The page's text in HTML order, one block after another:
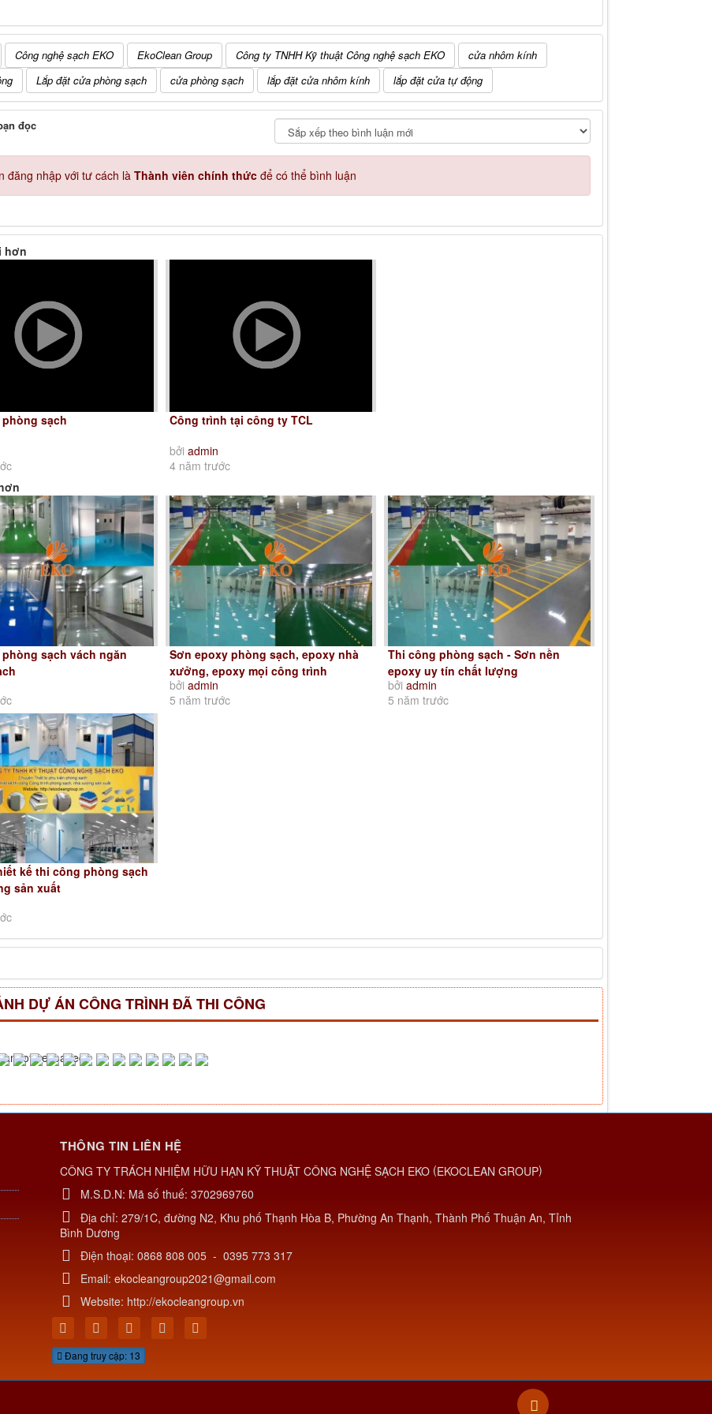
Công nghệ sạch EKO EkoClean Group Công ty TNHH Kỹ thuật Công nghệ sạch EKO
cửa nhôm kính
Lắp đặt cửa phòng sạch cửa phòng sạch lắp đặt cửa nhôm kính lắp đặt cửa tự động
đọc
đăng nhập với tư cách là Thành viên chính thứcđể có thể bình luận
hơn
sạch
Công trình tại công ty TCL
bởi admin
4 năm trước
sạch vách ngăn
Sơn epoxy phòng sạch, epoxy nhà
xưởng, epoxy mọi công trình
bởi admin
5 năm trước
Thi công phòng sạch - Sơn nền
epoxy uy tín chất lượng
bởi admin
5 năm trước
kế thi công phòng sạch
sản xuất
DỰ ÁN CÔNG TRÌNH ĐÃ THI CÔNG
be loaded
THÔNG TIN LIÊN HỆ
CÔNG TY TRÁCH NHIỆM HỮU HẠN KỸ THUẬT CÔNG NGHỆ SẠCH EKO (EKOCLEAN GROUP)
M.S.D.N: Mã số thuế: 3702969760
Địa chỉ: 279/1C, đường N2, Khu phố Thạnh Hòa B, Phường An Thạnh, Thành Phố Thuận An, Tỉnh
Bình Dương
Điện thoại: 0868 808 005 - 0395 773 317
Email: ekocleangroup2021@gmail.com
Website: http://ekocleangroup.vn
Đang truy cập: 13